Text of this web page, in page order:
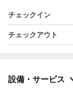
チェックイン
チェックアウト
設備・サービス